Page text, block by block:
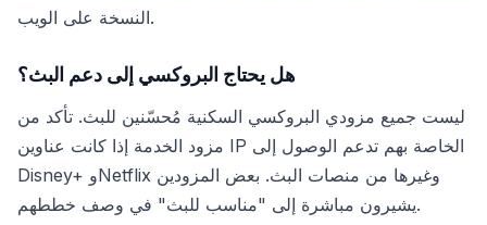
النسخة على الويب.
هل يحتاج البروكسي إلى دعم البث؟
ليست جميع مزودي البروكسي السكنية مُحسّنين للبث. تأكد من
مزود الخدمة إذا كانت عناوين IP الخاصة بهم تدعم الوصول إلى
Disney+ وNetflix وغيرها من منصات البث. بعض المزودين
يشيرون مباشرة إلى "مناسب للبث" في وصف خططهم.